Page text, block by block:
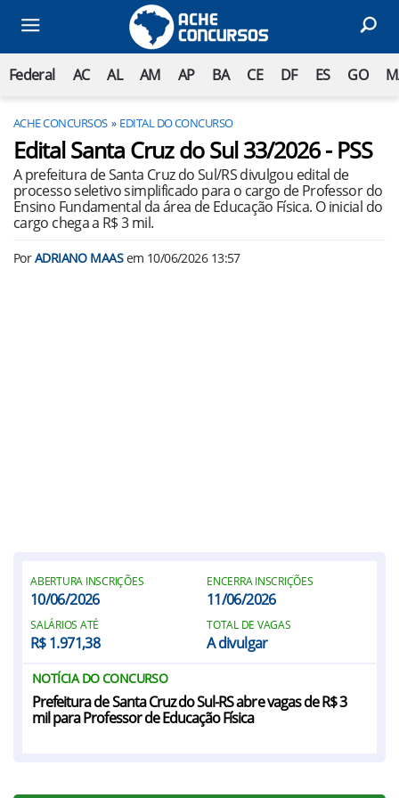
Federal AC AL AM AP BA CE DF ES GO
ACHE CONCURSOS EDITAL DO CONCURSO
Edital Santa Cruz do Sul 33/2026 - PSS
A prefeitura de Santa Cruz do Sul/RS divulgou edital de
processo seletivo simplificado para o cargo de Professor do
Ensino Fundamental da área de Educação Física. O inicial do
cargo chega a R$ 3 mil.
PorADRIANO MAASem 10/06/2026 13:57
ABERTURA INSCRIÇÕES
10/06/2026
ENCERRA INSCRIÇÕES
11/06/2026
SALÁRIOS ATÉ
R$ 1.971,38
TOTAL DE VAGAS
A divulgar
NOTÍCIA DO CONCURSO
Prefeitura de Santa Cruz do Sul-RS abre vagas de R$ 3
mil para Professor de Educação Física